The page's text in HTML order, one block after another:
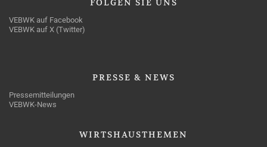
FOLGEN SIE UNS
VEBWK auf Facebook
VEBWK auf X (Twitter)
PRESSE & NEWS
Pressemitteilungen
VEBWK-News
WIRTSHAUSTHEMEN